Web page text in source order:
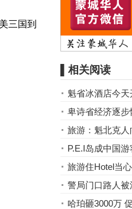
三国到
▌相关阅读
魁省冰酒店今天
卑诗省经济逐
门
旅游：魁北克人
P.E.I岛成中国
旅游住Hotel当
警局门口路人
吗？
哈珀砸3000万